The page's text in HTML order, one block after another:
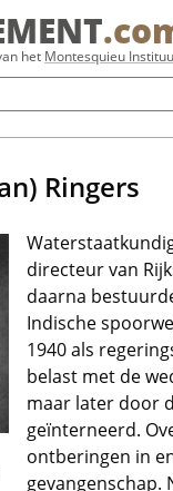
het Montesquieu
Ringers
directeur van
daarna
Indische
1940 als
belast met de
maar later door
geïnterneerd.
ontberingen in
gevangenschap.